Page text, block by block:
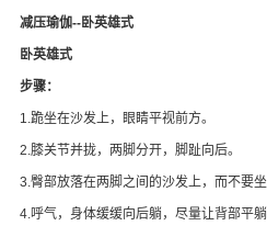
减压瑜伽--卧英雄式
卧英雄式
步骤：
1.跪坐在沙发上，眼睛平视前方。
2.膝关节并拢，两脚分开，脚趾向后。
3.臀部放落在两脚之间的沙发上，而不要坐
4.呼气，身体缓缓向后躺，尽量让背部平躺